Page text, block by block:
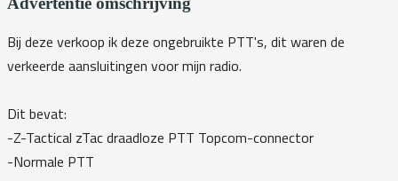
Bij deze verkoop ik deze ongebruikte PTT's, dit waren de
verkeerde aansluitingen voor mijn radio.
Dit bevat:
-Z-Tactical zTac draadloze PTT Topcom-connector
-Normale PTT